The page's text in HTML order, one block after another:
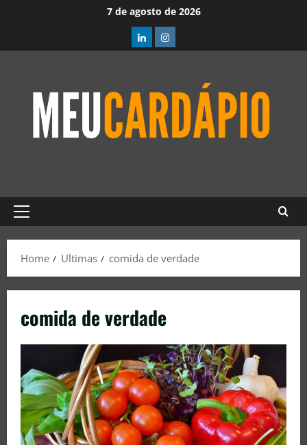
7 de agosto de 2026
Home Ultimas comida de verdade
comida de verdade